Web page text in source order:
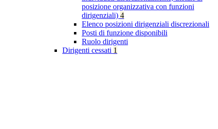
posizione organizzativa con funzioni
dirigenziali) 4
Elenco posizioni dirigenziali discrezionali
Posti di funzione disponibili
Ruolo dirigenti
Dirigenti cessati 1